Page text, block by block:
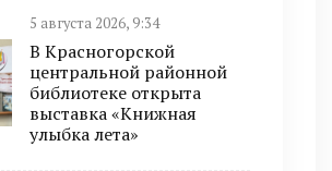
5 августа 2026, 9:34
В Красногорской
центральной районной
библиотеке открыта
выставка «Книжная
улыбка лета»